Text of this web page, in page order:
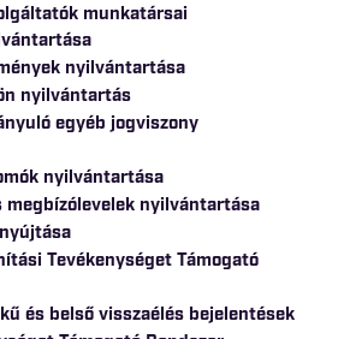
munkatársai
nyilvántartása
nyilvántartás
egyéb jogviszony
nyilvántartása
megbízólevelek nyilvántartása
Tevékenységet Támogató
és belső visszaélés bejelentések